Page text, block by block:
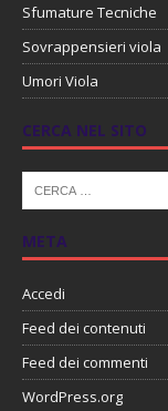
Sfumature Tecniche
Sovrappensieri viola
Umori Viola
CERCA NEL SITO
META
Accedi
Feed dei contenuti
Feed dei commenti
WordPress.org